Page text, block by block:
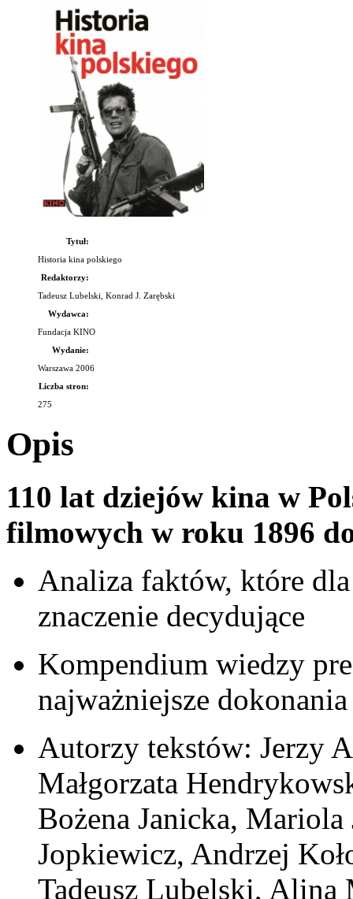
Tytuł:
Historia kina polskiego
Redaktorzy:
Tadeusz Lubelski, Konrad J. Zarębski
Wydawca:
Fundacja KINO
Wydanie:
Warszawa 2006
Liczba stron:
275
Opis
110 lat dziejów kina w
filmowych w roku 1896
Analiza faktów, które
znaczenie decydujące
Kompendium wiedzy
najważniejsze
Autorzy tekstów: Jerzy
Małgorzata
Bożena Janicka,
Jopkiewicz, Andrzej
Tadeusz Lubelski,